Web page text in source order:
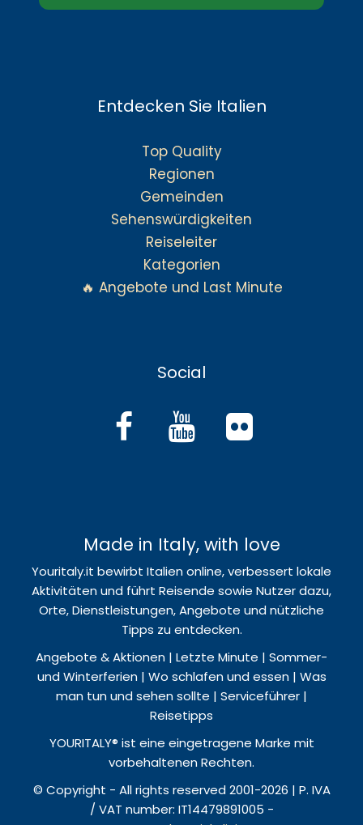
Entdecken Sie Italien
Top Quality
Regionen
Gemeinden
Sehenswürdigkeiten
Reiseleiter
Kategorien
🔥 Angebote und Last Minute
Social
Made in Italy, with love
Youritaly.it bewirbt Italien online, verbessert lokale
Aktivitäten und führt Reisende sowie Nutzer dazu,
Orte, Dienstleistungen, Angebote und nützliche
Tipps zu entdecken.
Angebote & Aktionen | Letzte Minute | Sommer-
und Winterferien | Wo schlafen und essen | Was
man tun und sehen sollte | Serviceführer |
Reisetipps
YOURITALY® ist eine eingetragene Marke mit
vorbehaltenen Rechten.
© Copyright - All rights reserved 2001-2026 | P. IVA
/ VAT number: IT14479891005 -